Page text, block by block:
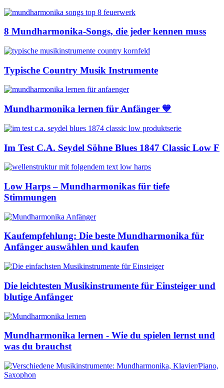
8 Mundharmonika-Songs, die jeder kennen muss
Typische Country Musik Instrumente
Mundharmonika lernen für Anfänger 💙
Im Test C.A. Seydel Söhne Blues 1847 Classic Low F
Low Harps – Mundharmonikas für tiefe
Stimmungen
Kaufempfehlung: Die beste Mundharmonika für
Anfänger auswählen und kaufen
Die leichtesten Musikinstrumente für Einsteiger und
blutige Anfänger
Mundharmonika lernen - Wie du spielen lernst und
was du brauchst